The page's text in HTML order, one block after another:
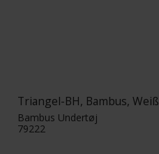
Triangel-BH, Bambus, Weiß
Bambus Undertøj
79222